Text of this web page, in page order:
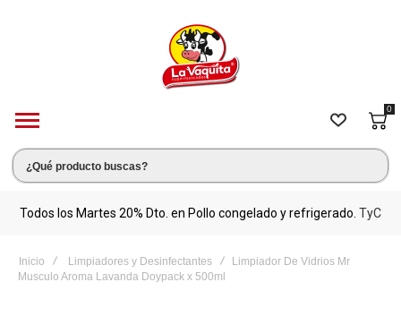
0
Todos los Martes 20% Dto. en Pollo congelado y refrigerado. TyC
Inicio Limpiadores y Desinfectantes
Limpiador De Vidrios Mr
Musculo Aroma Lavanda Doypack x 500ml